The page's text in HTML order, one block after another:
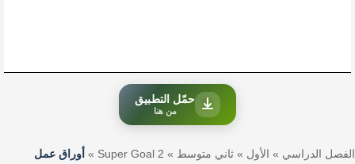
حمّل التطبيق
من هنا
الفصل الدراسي » الأول » ثاني متوسط »
Super Goal 2
» أوراق عمل